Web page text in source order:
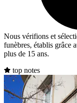
Nous vérifions et
funèbres, établis grâce
plus de 15 ans.
top notes